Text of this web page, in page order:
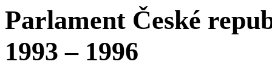
Parlament České
1993 – 1996